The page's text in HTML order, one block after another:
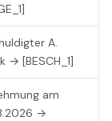
A.
→ [BESCH_1]
am
→